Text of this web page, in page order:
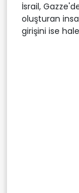
İsrail,
oluşturan
girişini ise